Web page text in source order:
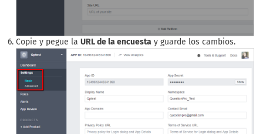
Copie y pegue la URL de la encuesta y guarde los cambios.